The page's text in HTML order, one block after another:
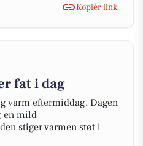
Kopiér link
fat i dag
varm eftermiddag. Dagen
en mild
stiger varmen støt i